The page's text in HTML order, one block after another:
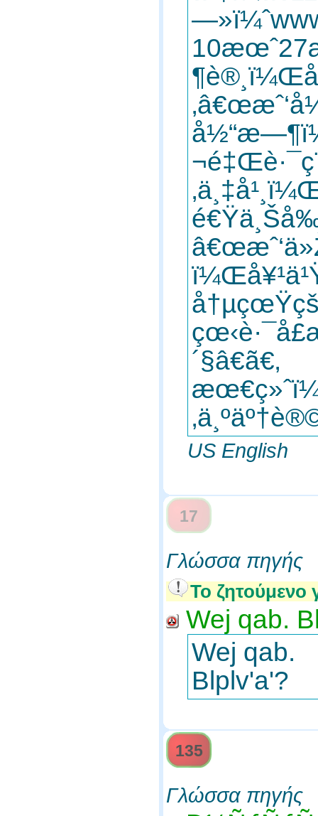
´§â€ã€‚
US English
17
Γλώσσα πηγής
Το ζητούμενο
Wej qab.
Wej qab.
Blplv'a'?
135
Γλώσσα πηγής